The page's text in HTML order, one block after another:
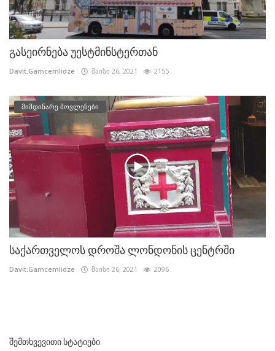
გასეირნება უესტმინსტერთან
Davit.Gamcemlidze მაისი 26, 2021 2155
მიმდინარე მოვლენები
საქართველოს დროშა ლონდონის ცენტრში
Davit.Gamcemlidze მაისი 26, 2021 2096
ᲨᲔᲛᲗᲮᲕᲔᲕᲘᲗᲘ ᲡᲢᲐᲢᲘᲔᲑᲘ